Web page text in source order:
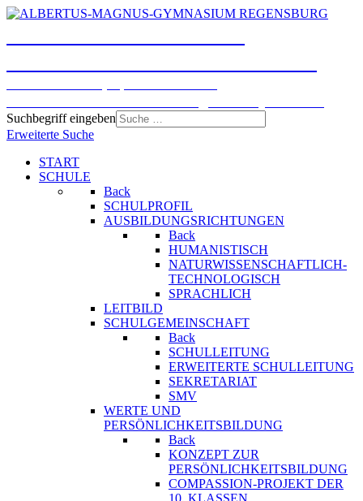
Suchbegriff eingeben
Erweiterte Suche
START
SCHULE
Back
SCHULPROFIL
AUSBILDUNGSRICHTUNGEN
Back
HUMANISTISCH
NATURWISSENSCHAFTLICH-
TECHNOLOGISCH
SPRACHLICH
LEITBILD
SCHULGEMEINSCHAFT
Back
SCHULLEITUNG
ERWEITERTE SCHULLEITUNG
SEKRETARIAT
SMV
WERTE UND
PERSÖNLICHKEITSBILDUNG
Back
KONZEPT ZUR
PERSÖNLICHKEITSBILDUNG
COMPASSION-PROJEKT DER
10. KLASSEN